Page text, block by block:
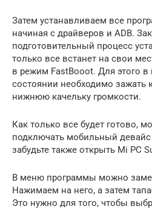
Затем устанавливаем все
начиная с драйверов и ADB.
подготовительный процесс
только все встанет на свои
в режим FastBooot. Для этого
состоянии необходимо зажать
нижнюю качельку громкости.
Как только все будет готово,
подключать мобильный
забудьте также открыть Mi PC
В меню программы можно
Нажимаем на него, а затем
Это нужно для того, чтобы